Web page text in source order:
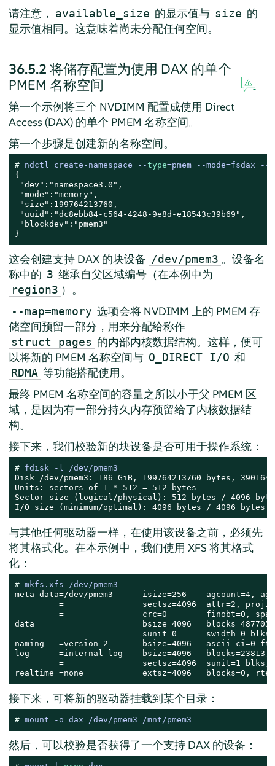
请注意， available_size 的显示值与 size 的
显示值相同。这意味着尚未分配任何空间。
36.5.2 将储存配置为使用 DAX 的单个
PMEM 名称空间
第一个示例将三个 NVDIMM 配置成使用 Direct
Access (DAX) 的单个 PMEM 名称空间。
第一个步骤是创建新的名称空间。
# ndctl create-namespace --type=pmem --mode=fsdax --
{
"dev":"namespace3.0",
"mode":"memory",
"size":199764213760,
"uuid":"dc8ebb84-c564-4248-9e8d-e18543c39b69",
"blockdev":"pmem3"
}
这会创建支持 DAX 的块设备 /dev/pmem3 。设备名
称中的 3 继承自父区域编号（在本例中为
region3 ）。
--map=memory 选项会将 NVDIMM 上的 PMEM 存
储空间预留一部分，用来分配给称作
struct pages 的内部内核数据结构。这样，便可
以将新的 PMEM 名称空间与 O_DIRECT I/O 和
RDMA 等功能搭配使用。
最终 PMEM 名称空间的容量之所以小于父 PMEM 区
域，是因为有一部分持久内存预留给了内核数据结
构。
接下来，我们校验新的块设备是否可用于操作系统：
# fdisk -l /dev/pmem3
Disk /dev/pmem3: 186 GiB, 199764213760 bytes,
Units: sectors of 1 * 512 = 512 bytes
Sector size (logical/physical): 512 bytes / 4096
I/O size (minimum/optimal): 4096 bytes / 4096 bytes
与其他任何驱动器一样，在使用该设备之前，必须先
将其格式化。在本示例中，我们使用 XFS 将其格式
化：
# mkfs.xfs /dev/pmem3
meta-data=/dev/pmem3      isize=256    agcount=4,
=                sectsz=4096  attr=2,
=                crc=0        finobt=0,
data     =                bsize=4096
         =                sunit=0      swidth=0 blks
naming   =version 2       bsize=4096   ascii-ci=0
log      =internal log    bsize=4096   blocks=23813,
=                sectsz=4096  sunit=1 blks,
realtime =none            extsz=4096   blocks=0,
接下来，可将新的驱动器挂载到某个目录：
# mount -o dax /dev/pmem3 /mnt/pmem3
然后，可以校验是否获得了一个支持 DAX 的设备：